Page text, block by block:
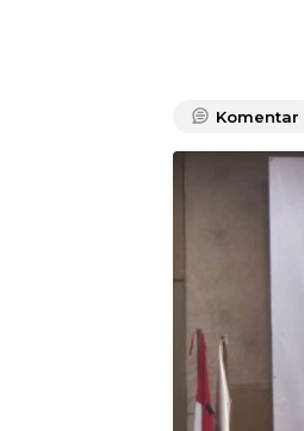
Komentar